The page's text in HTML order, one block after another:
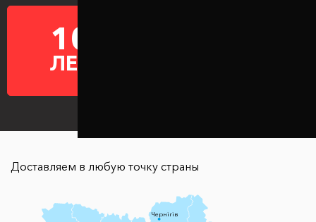
10
ЛЕТ
Доставляем в любую точку страны
Чернігів